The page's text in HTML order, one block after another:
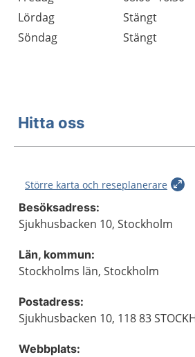
Lördag
Stängt
Söndag
Stängt
Hitta oss
Större karta och reseplanerare
Besöksadress:
Sjukhusbacken 10, Stockholm
Län, kommun:
Stockholms län, Stockholm
Postadress:
Sjukhusbacken 10, 118 83
Webbplats: